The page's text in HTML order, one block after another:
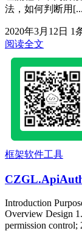
法，如何判断用
2020年3月12日 1
阅读全文
框架软件工具
Introduction
Overview Design
permission